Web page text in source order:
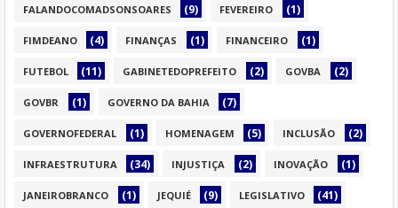
FALANDOCOMADSONSOARES (9) FEVEREIRO (1)
FIMDEANO (4) FINANÇAS (1) FINANCEIRO (1)
FUTEBOL (11) GABINETEDOPREFEITO (2) GOVBA (2)
GOVBR (1) GOVERNO DA BAHIA (7)
GOVERNOFEDERAL (1) HOMENAGEM (5) INCLUSÃO (2)
INFRAESTRUTURA (34) INJUSTIÇA (2) INOVAÇÃO (1)
JANEIROBRANCO (1) JEQUIÉ (9) LEGISLATIVO (41)